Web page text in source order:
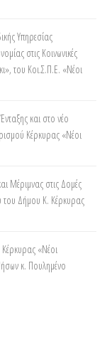
Υπηρεσίας
στις Κοινωνικές
του Κοι.Σ.Π.Ε. «Νέοι
και στο νέο
Κέρκυρας «Νέοι
Μέριμνας στις Δομές
του Δήμου Κ. Κέρκυρας
Κέρκυρας «Νέοι
κ. Πουλημένο